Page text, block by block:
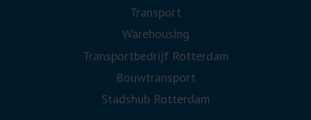
Transport
Warehousing
Transportbedrijf Rotterdam
Bouwtransport
Stadshub Rotterdam